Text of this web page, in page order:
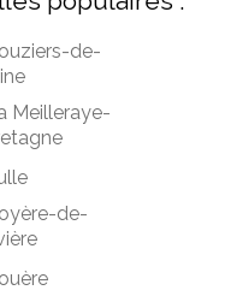
de-
Meilleraye-
de-